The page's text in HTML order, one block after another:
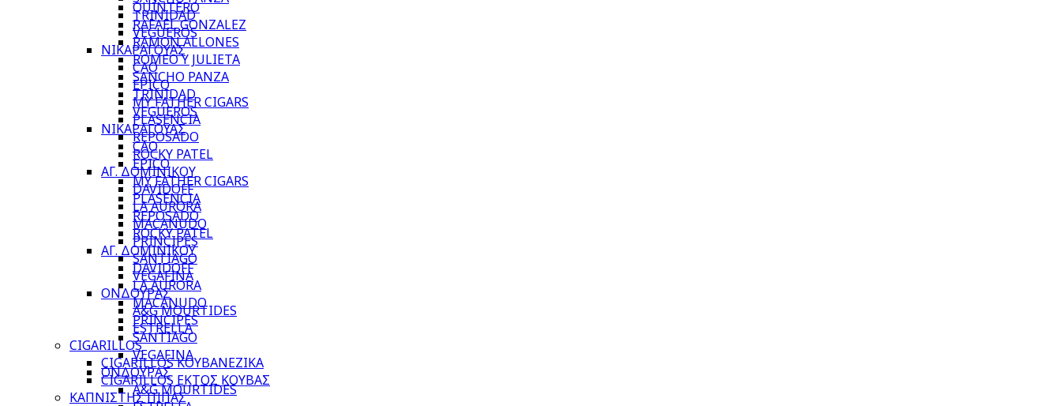
TRINIDAD
VEGUEROS
ΝΙΚΑΡΑΓΟΥΑΣ
CAO
EPICO
MY FATHER CIGARS
PLASENCIA
REPOSADO
ROCKY PATEL
ΑΓ. ΔΟΜΙΝΙΚΟΥ
DAVIDOFF
LA AURORA
MACANUDO
PRINCIPES
SANTIAGO
VEGAFINA
ΟΝΔΟΥΡΑΣ
A&G MOURTIDES
ESTRELLA
CIGARILLOS
CIGARILLOS ΚΟΥΒΑΝΕΖΙΚΑ
CIGARILLOS ΕΚΤΟΣ ΚΟΥΒΑΣ
ΚΑΠΝΙΣΤΗΣ ΠΙΠΑΣ
QUINTERO
RAFAEL GONZALEZ
RAMON ALLONES
ROMEO Y JULIETA
SANCHO PANZA
TRINIDAD
VEGUEROS
ΝΙΚΑΡΑΓΟΥΑΣ
CAO
EPICO
MY FATHER CIGARS
PLASENCIA
REPOSADO
ROCKY PATEL
ΑΓ. ΔΟΜΙΝΙΚΟΥ
DAVIDOFF
LA AURORA
MACANUDO
PRINCIPES
SANTIAGO
VEGAFINA
ΟΝΔΟΥΡΑΣ
A&G MOURTIDES